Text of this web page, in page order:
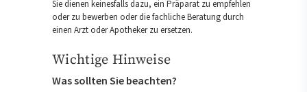
Sie dienen keinesfalls dazu, ein Präparat zu empfehlen
oder zu bewerben oder die fachliche Beratung durch
einen Arzt oder Apotheker zu ersetzen.
Wichtige Hinweise
Was sollten Sie beachten?